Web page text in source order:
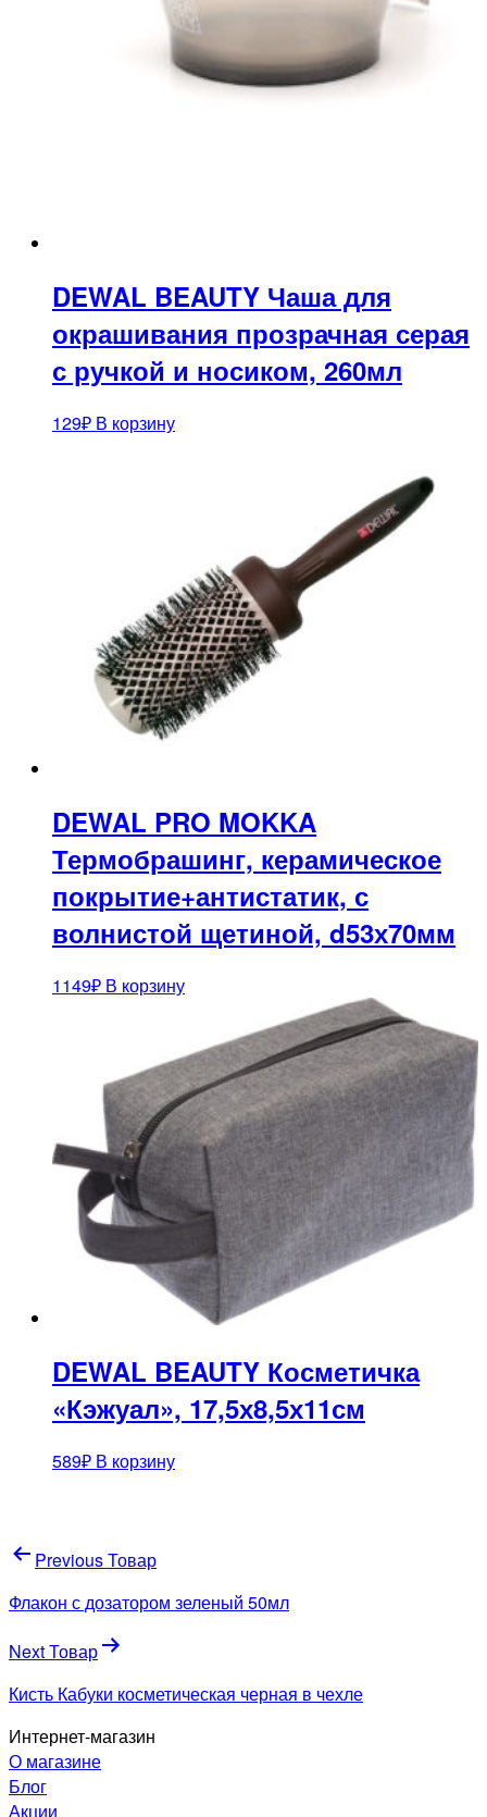
DEWAL BEAUTY Чаша для
окрашивания прозрачная серая
с ручкой и носиком, 260мл
129₽ В корзину
DEWAL PRO MOKKA
Термобрашинг, керамическое
покрытие+антистатик, с
волнистой щетиной, d53х70мм
1149₽ В корзину
DEWAL BEAUTY Косметичка
«Кэжуал», 17,5х8,5х11см
589₽ В корзину
Навигация
по
записям
Previous Товар
Флакон с дозатором зеленый 50мл
Next Товар
Кисть Кабуки косметическая черная в чехле
Интернет-магазин
О магазине
Блог
Акции